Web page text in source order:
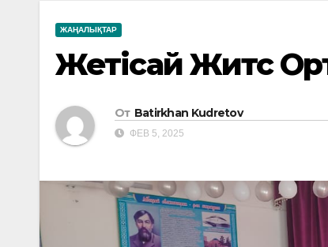
ЖАҢАЛЫҚТАР
Жетісай Житс
От Batirkhan Kudretov
ФЕВ 5, 2025